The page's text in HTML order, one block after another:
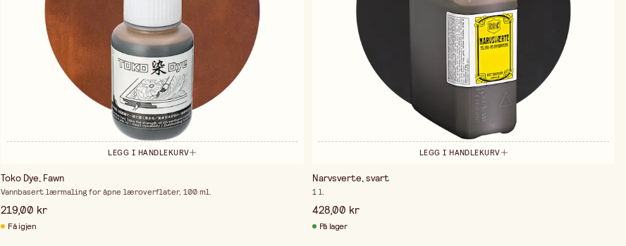
LEGG I HANDLEKURV
Toko Dye, Fawn
Vannbasert lærmaling for åpne læroverflater, 100 ml.
219,00 kr
Få igjen
LEGG I HANDLEKURV
Narvsverte, svart
1 l.
428,00 kr
På lager